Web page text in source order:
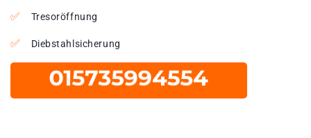
Tresoröffnung
Diebstahlsicherung